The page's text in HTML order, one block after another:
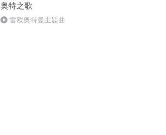
奥特之歌
雷欧奥特曼主题曲